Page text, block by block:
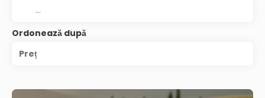
Ordonează după
Preț